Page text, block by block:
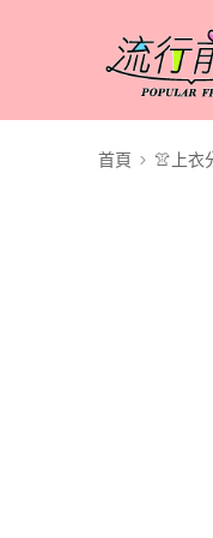
首頁 👚上衣